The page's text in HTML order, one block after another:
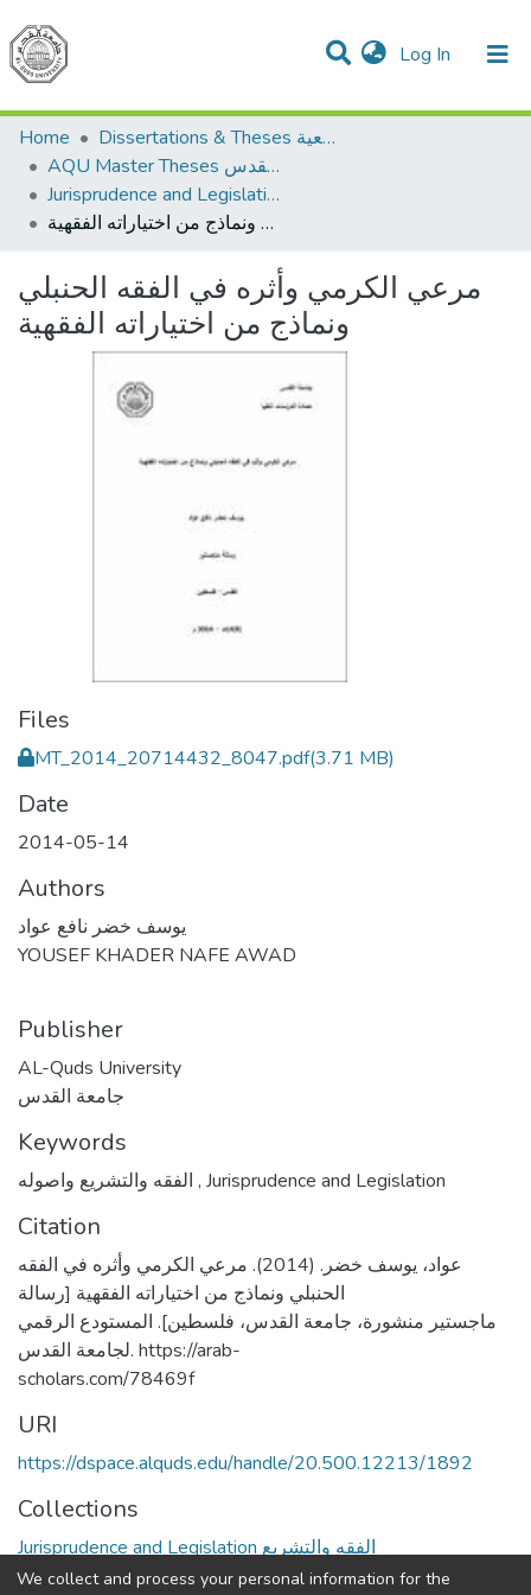
Log In (current)
Communities & Collections
All of DSpace
Home
Dissertations & Theses الرسائل الجامعية
AQU Master Theses الرسائل الجامعية الخاصة بجامعة القدس
Jurisprudence and Legislation الفقه والتشريع
مرعي الكرمي وأثره في الفقه الحنبلي ونماذج من اختياراته الفقهية
مرعي الكرمي وأثره في الفقه الحنبلي
ونماذج من اختياراته الفقهية
Files
MT_2014_20714432_8047.pdf(3.71 MB)
Date
2014-05-14
Authors
يوسف خضر نافع عواد
YOUSEF KHADER NAFE AWAD
Publisher
AL-Quds University
جامعة القدس
Keywords
, Jurisprudence and Legislation
Citation
عواد، يوسف خضر. (2014). مرعي الكرمي وأثره في الفقه
الحنبلي ونماذج من اختياراته الفقهية [رسالة
ماجستير منشورة، جامعة القدس، فلسطين]. المستودع الرقمي
لجامعة القدس. https://arab-
scholars.com/78469f
URI
https://dspace.alquds.edu/handle/20.500.12213/1892
Collections
Jurisprudence and Legislation الفقه والتشريع
We collect and process your personal information for the